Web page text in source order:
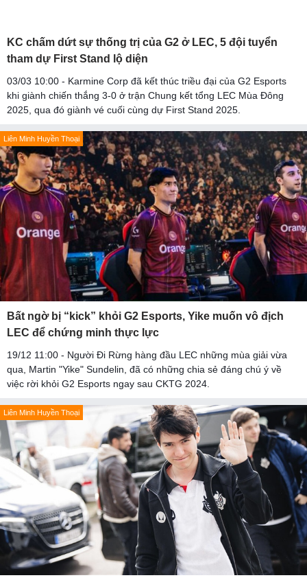
KC chấm dứt sự thống trị của G2 ở LEC, 5 đội tuyển
tham dự First Stand lộ diện
03/03 10:00 - Karmine Corp đã kết thúc triều đại của G2 Esports
khi giành chiến thắng 3-0 ở trận Chung kết tổng LEC Mùa Đông
2025, qua đó giành vé cuối cùng dự First Stand 2025.
Liên Minh Huyền Thoại
Bất ngờ bị “kick” khỏi G2 Esports, Yike muốn vô địch
LEC để chứng minh thực lực
19/12 11:00 - Người Đi Rừng hàng đầu LEC những mùa giải vừa
qua, Martin "Yike" Sundelin, đã có những chia sẻ đáng chú ý về
việc rời khỏi G2 Esports ngay sau CKTG 2024.
Liên Minh Huyền Thoại